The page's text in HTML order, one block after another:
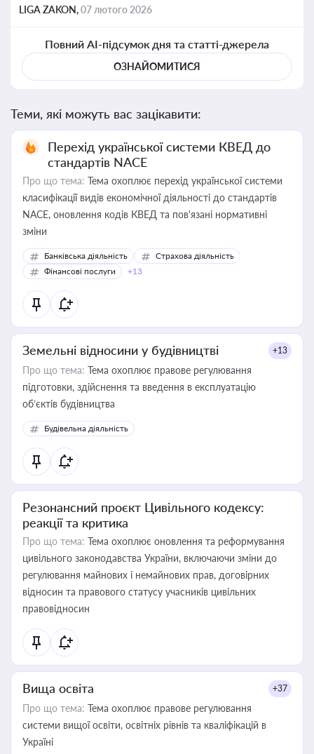
LIGA ZAKON,07 лютого 2026
Повний AI-підсумок дня та статті-джерела
ОЗНАЙОМИТИСЯ
Теми, які можуть вас зацікавити:
Перехід української системи КВЕД до
стандартів NACE
Про що тема: Тема охоплює перехід української системи
класифікації видів економічної діяльності до стандартів
NACE, оновлення кодів КВЕД та пов'язані нормативні
зміни
Банківська діяльність
Страхова діяльність
Фінансові послуги
+13
Земельні відносини у будівництві +13
Про що тема: Тема охоплює правове регулювання
підготовки, здійснення та введення в експлуатацію
об’єктів будівництва
Будівельна діяльність
Резонансний проєкт Цивільного кодексу:
реакції та критика
Про що тема: Тема охоплює оновлення та реформування
цивільного законодавства України, включаючи зміни до
регулювання майнових і немайнових прав, договірних
відносин та правового статусу учасників цивільних
правовідносин
Вища освіта +37
Про що тема: Тема охоплює правове регулювання
системи вищої освіти, освітніх рівнів та кваліфікацій в
Україні